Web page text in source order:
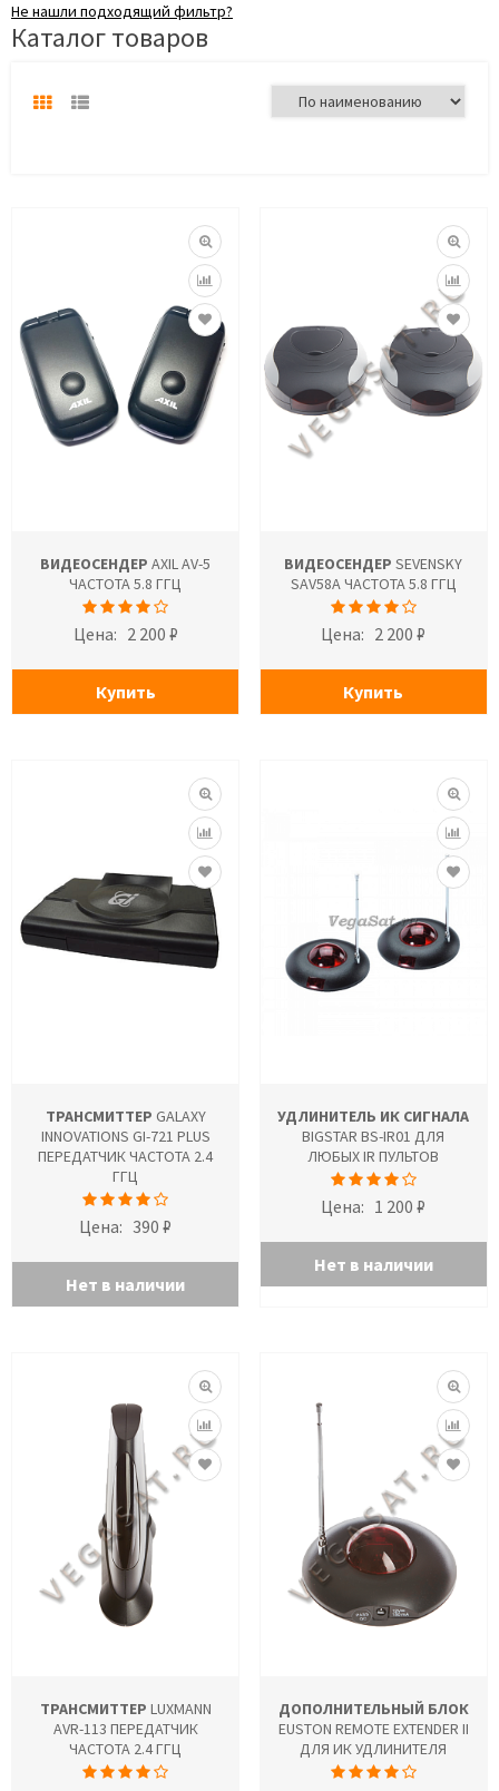
Не нашли подходящий фильтр?
Каталог товаров
ВИДЕОСЕНДЕР AXIL AV-5
ЧАСТОТА 5.8 ГГЦ
Цена: 2 200 ₽
Купить
ВИДЕОСЕНДЕР SEVENSKY
SAV58A ЧАСТОТА 5.8 ГГЦ
Цена: 2 200 ₽
Купить
ТРАНСМИТТЕР GALAXY
INNOVATIONS GI-721 PLUS
ПЕРЕДАТЧИК ЧАСТОТА 2.4
ГГЦ
Цена: 390 ₽
Нет в наличии
УДЛИНИТЕЛЬ ИК СИГНАЛА
BIGSTAR BS-IR01 ДЛЯ
ЛЮБЫХ IR ПУЛЬТОВ
Цена: 1 200 ₽
Нет в наличии
ТРАНСМИТТЕР LUXMANN
AVR-113 ПЕРЕДАТЧИК
ЧАСТОТА 2.4 ГГЦ
ДОПОЛНИТЕЛЬНЫЙ БЛОК
EUSTON REMOTE EXTENDER II
ДЛЯ ИК УДЛИНИТЕЛЯ